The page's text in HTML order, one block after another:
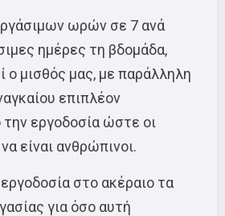
ωρών σε 7 ανά
ημέρες τη βδομάδα,
ο μισθός μας, με παράλληλη
επιπλέον
εργοδοσία ώστε οι
είναι ανθρώπινοι.
στο ακέραιο τα
για όσο αυτή